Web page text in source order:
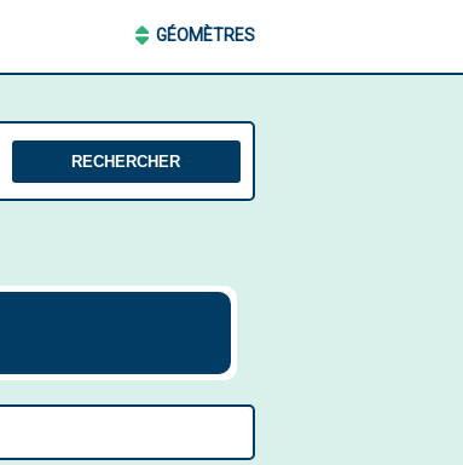
GÉOMÈTRES
RECHERCHER